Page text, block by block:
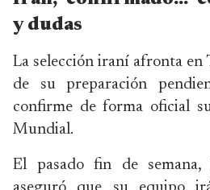
y dudas
La selección iraní afronta
de su preparación
confirme de forma oficial
Mundial.
El pasado fin de semana,